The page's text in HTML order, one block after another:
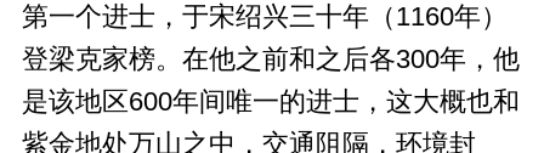
第一个进士，于宋绍兴三十年（1160年）
登梁克家榜。在他之前和之后各300年，他
是该地区600年间唯一的进士，这大概也和
紫金地处万山之中，交通阻隔，环境封